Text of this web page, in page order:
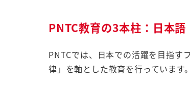
PNTC教育の3本柱： 日本
PNTCでは、日本での活躍を目指す
律」を軸とした教育を行っています。